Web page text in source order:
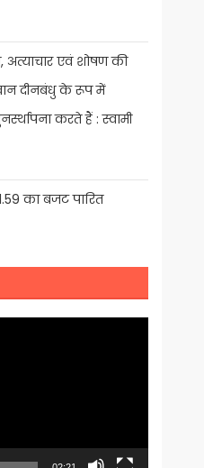
एवं शोषण की
दीनबंधु के रूप में
करते हैं : स्वामी
का बजट पारित